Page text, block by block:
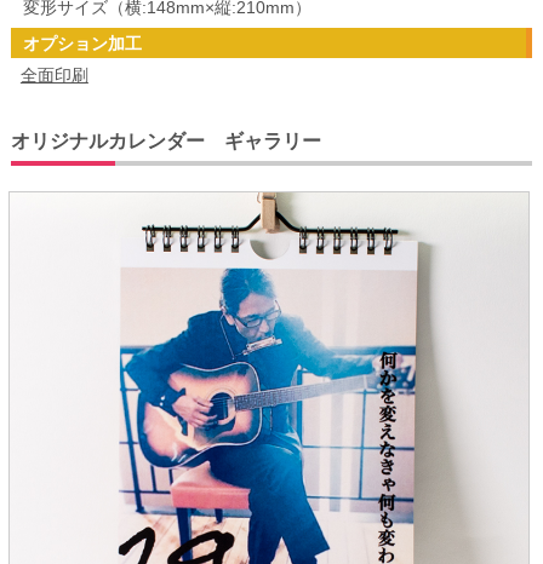
変形サイズ（横:148mm×縦:210mm）
オプション加工
全面印刷
オリジナルカレンダー ギャラリー